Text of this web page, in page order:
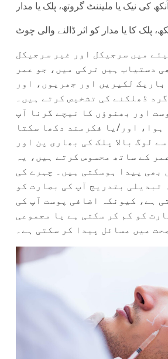
کی نیک یا ملیننٹ گروتھ، پلک یا مدار
پلک کا یا مدار کو اثر ڈالنے والی چوٹ
میں سرجیکل اور غیر سرجیکل
دستیاب ہیں ترکی میں، جو عمر
باریک لکیریں اور جھریوں، اور
ڈھلکنے کی تشخیص کرتے ہیں۔
اور بھنوؤں کا نیچے گرنا آپ
ہوا، اور/یا فکرمند دکھا سکتا
لوگ بالا پلک کی بھاری پن اور
کے ساتھ محسوس کرتے ہیں، یہ
بھی پیدا ہوسکتی ہیں۔ چہرے کی
تبدیلی بتدریج آپ کی بصارت کو
ہے، کیونکہ اضافی پوست آپ کی
کو کم کر سکتی ہے یا مجموعی
میں مسائل پیدا کر سکتی ہے۔